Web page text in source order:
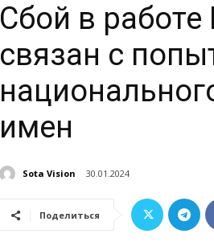
Сбой в
связан с
имен
Sota Vision 30.01.2024
Поделиться